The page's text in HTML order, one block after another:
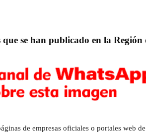
se han publicado en la
de empresas oficiales o portales web